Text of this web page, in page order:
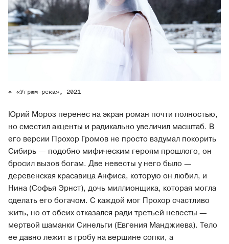
«Угрюм-река», 2021
Юрий Мороз перенес на экран роман почти полностью,
но сместил акценты и радикально увеличил масштаб. В
его версии Прохор Громов не просто вздумал покорить
Сибирь — подобно мифическим героям прошлого, он
бросил вызов богам. Две невесты у него было —
деревенская красавица Анфиса, которую он любил, и
Нина (Софья Эрнст), дочь миллионщика, которая могла
сделать его богачом. С каждой мог Прохор счастливо
жить, но от обеих отказался ради третьей невесты —
мертвой шаманки Синельги (Евгения Манджиева). Тело
ее давно лежит в гробу на вершине сопки, а